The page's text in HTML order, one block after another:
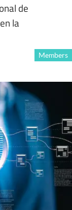
de
la
Members